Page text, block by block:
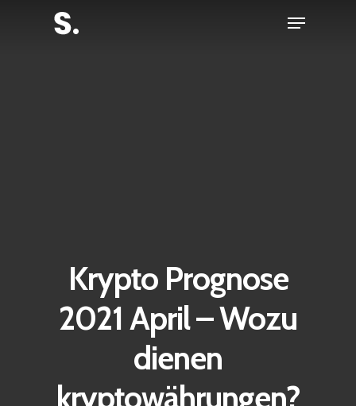
Menu
Krypto Prognose
2021 April – Wozu
dienen
kryptowährungen?